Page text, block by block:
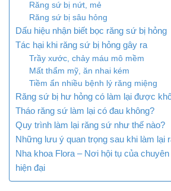
Răng sứ bị nứt, mẻ
Răng sứ bị sâu hỏng
Dấu hiệu nhận biết bọc răng sứ bị hỏng
Tác hại khi răng sứ bị hỏng gây ra
Trầy xước, chảy máu mô mềm
Mất thẩm mỹ, ăn nhai kém
Tiềm ẩn nhiều bệnh lý răng miệng
Răng sứ bị hư hỏng có làm lại được
Tháo răng sứ làm lại có đau không?
Quy trình làm lại răng sứ như thế nào?
Những lưu ý quan trọng sau khi làm lại
Nha khoa Flora – Nơi hội tụ của
hiện đại